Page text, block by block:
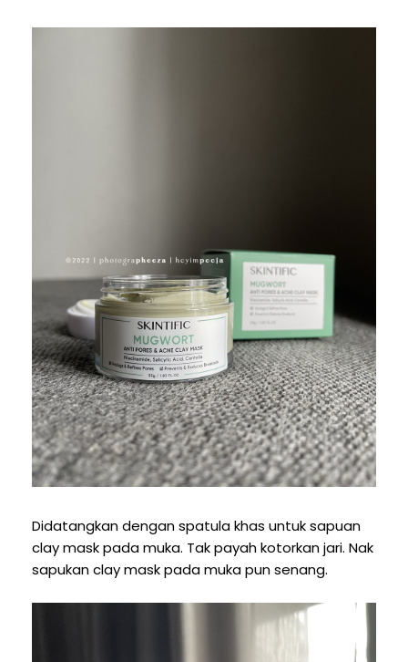
Didatangkan dengan spatula khas untuk sapuan
clay mask pada muka. Tak payah kotorkan jari. Nak
sapukan clay mask pada muka pun senang.